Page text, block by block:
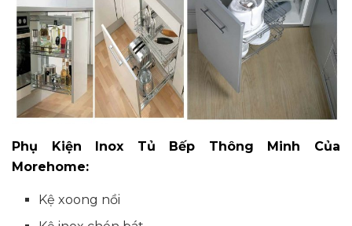
Phụ Kiện Inox Tủ Bếp Thông Minh Của
Morehome:
Kệ xoong nồi